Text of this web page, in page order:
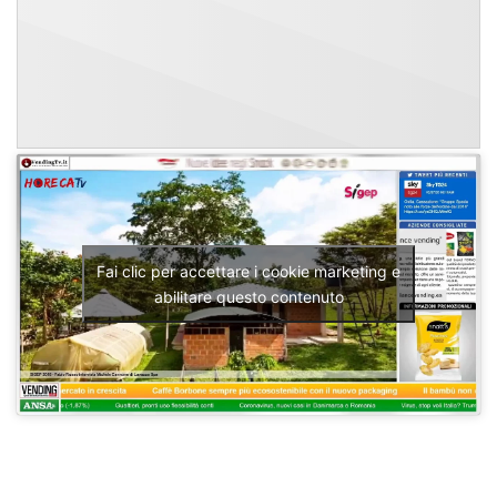
Fai clic per accettare i cookie marketing e
abilitare questo contenuto